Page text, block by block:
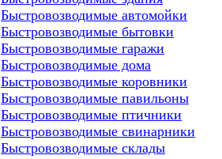
Быстровозводимые автомойки
Быстровозводимые бытовки
Быстровозводимые гаражи
Быстровозводимые дома
Быстровозводимые коровники
Быстровозводимые павильоны
Быстровозводимые птичники
Быстровозводимые свинарники
Быстровозводимые склады